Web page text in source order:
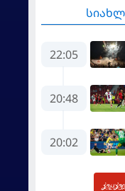
22:05
20:48
20:02